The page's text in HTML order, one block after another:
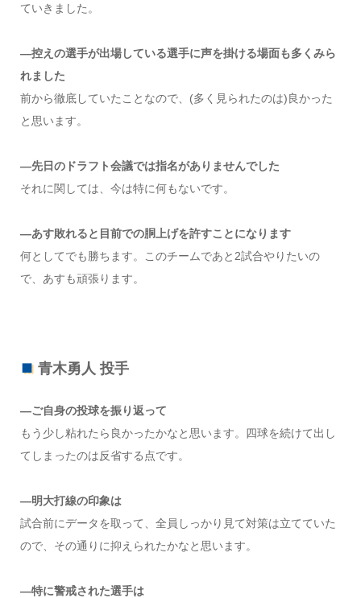
ていきました。
―控えの選手が出場している選手に声を掛ける場面も多くみら
れました
前から徹底していたことなので、(多く見られたのは)良かった
と思います。
―先日のドラフト会議では指名がありませんでした
それに関しては、今は特に何もないです。
―あす敗れると目前での胴上げを許すことになります
何としてでも勝ちます。このチームであと2試合やりたいの
で、あすも頑張ります。
青木勇人 投手
―ご自身の投球を振り返って
もう少し粘れたら良かったかなと思います。四球を続けて出し
てしまったのは反省する点です。
―明大打線の印象は
試合前にデータを取って、全員しっかり見て対策は立てていた
ので、その通りに抑えられたかなと思います。
―特に警戒された選手は